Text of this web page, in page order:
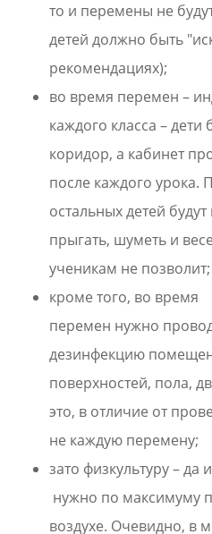
то и перемены не
детей должно быть
рекомендациях);
во время перемен –
каждого класса – дети
коридор, а кабинет
после каждого урока.
остальных детей
прыгать, шуметь и
ученикам не позволит;
кроме того, во время
перемен нужно
дезинфекцию
поверхностей, пола,
это, в отличие от
не каждую перемену;
зато физкультуру – да
нужно по максимуму
воздухе. Очевидно, в